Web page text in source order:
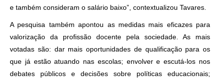
e também consideram o salário baixo”, contextualizou Tavares.
A pesquisa também apontou as medidas mais eficazes para
valorização da profissão docente pela sociedade. As mais
votadas são: dar mais oportunidades de qualificação para os
que já estão atuando nas escolas; envolver e escutá-los nos
debates públicos e decisões sobre políticas educacionais;